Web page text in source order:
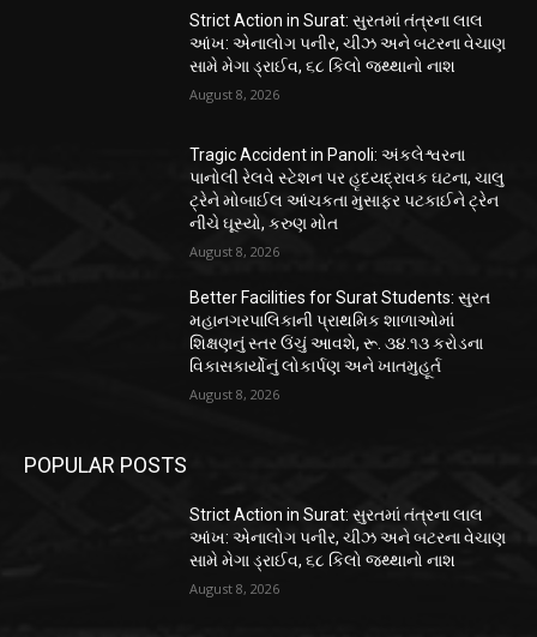
Strict Action in Surat: સુરતમાં તંત્રના લાલ
આંખ: એનાલોગ પનીર, ચીઝ અને બટરના વેચાણ
સામે મેગા ડ્રાઈવ, ૬૮ કિલો જથ્થાનો નાશ
August 8, 2026
Tragic Accident in Panoli: અંકલેશ્વરના
પાનોલી રેલવે સ્ટેશન પર હૃદયદ્રાવક ઘટના, ચાલુ
ટ્રેને મોબાઈલ આંચકતા મુસાફર પટકાઈને ટ્રેન
નીચે ઘૂસ્યો, કરુણ મોત
August 8, 2026
Better Facilities for Surat Students: સુરત
મહાનગરપાલિકાની પ્રાથમિક શાળાઓમાં
શિક્ષણનું સ્તર ઉંચું આવશે, રૂ. ૩૪.૧૩ કરોડના
વિકાસકાર્યોનું લોકાર્પણ અને ખાતમુહૂર્ત
August 8, 2026
POPULAR POSTS
Strict Action in Surat: સુરતમાં તંત્રના લાલ
આંખ: એનાલોગ પનીર, ચીઝ અને બટરના વેચાણ
સામે મેગા ડ્રાઈવ, ૬૮ કિલો જથ્થાનો નાશ
August 8, 2026